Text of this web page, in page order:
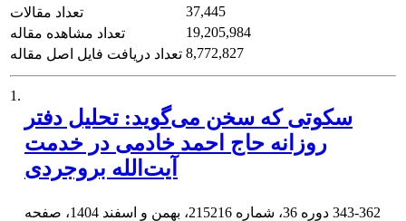
تعداد مقالات
37,445
تعداد مشاهده مقاله
19,205,984
تعداد دریافت فایل اصل مقاله 8,772,827
1.
سکوتی که سخن می‌گوید: تحلیل دفتر
روزانه حاج احمد خادمی در خدمت
آیت‌الله بروجردی
343-362